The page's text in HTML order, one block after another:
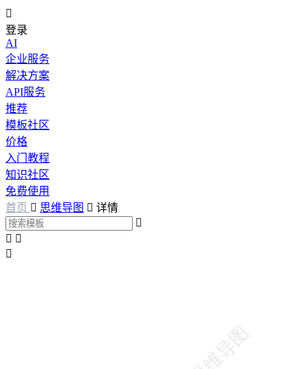

登录
AI
企业服务
解决方案
API服务
推荐
模板社区
价格
入门教程
知识社区
免费使用
首页  思维导图  详情

 
